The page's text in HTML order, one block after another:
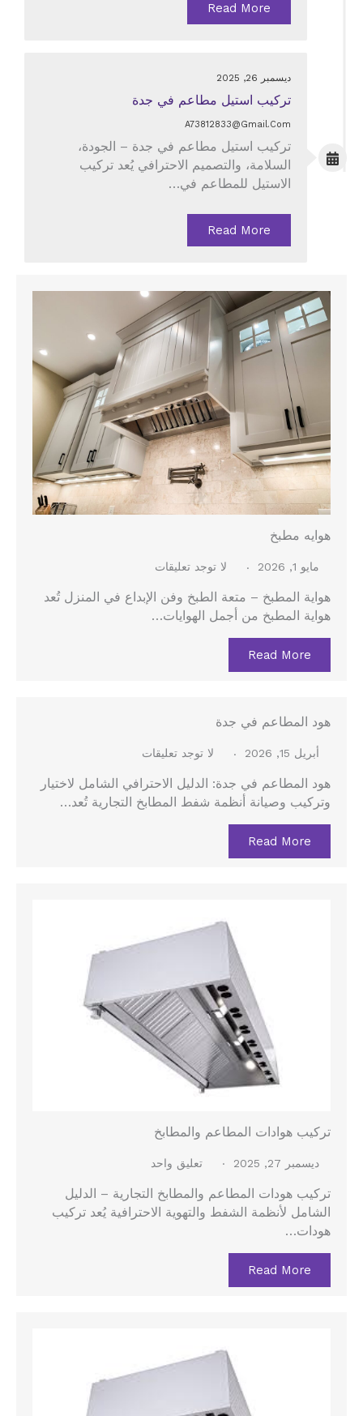
Read More
ديسمبر 26, 2025
تركيب استيل مطاعم في جدة
A73812833@gmail.com
تركيب استيل مطاعم في جدة – الجودة،
السلامة، والتصميم الاحترافي يُعد تركيب
الاستيل للمطاعم في…
Read More
هوايه مطبخ
مايو 1, 2026 لا توجد تعليقات
هواية المطبخ – متعة الطبخ وفن الإبداع في المنزل تُعد
هواية المطبخ من أجمل الهوايات…
Read More
هود المطاعم في جدة
أبريل 15, 2026 لا توجد تعليقات
هود المطاعم في جدة: الدليل الاحترافي الشامل لاختيار
وتركيب وصيانة أنظمة شفط المطابخ التجارية تُعد…
Read More
تركيب هوادات المطاعم والمطابخ
ديسمبر 27, 2025 تعليق واحد
تركيب هودات المطاعم والمطابخ التجارية – الدليل
الشامل لأنظمة الشفط والتهوية الاحترافية يُعد تركيب
هودات…
Read More